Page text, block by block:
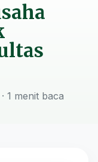
· 1 menit baca